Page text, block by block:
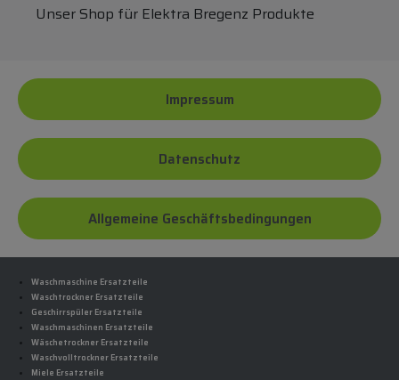
Unser Shop für Elektra Bregenz Produkte
Impressum
Datenschutz
Allgemeine Geschäftsbedingungen
Waschmaschine Ersatzteile
Waschtrockner Ersatzteile
Geschirrspüler Ersatzteile
Waschmaschinen Ersatzteile
Wäschetrockner Ersatzteile
Waschvolltrockner Ersatzteile
Miele Ersatzteile